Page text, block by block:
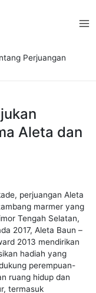
Perjuangan
Aleta dan
perjuangan Aleta
marmer yang
Tengah Selatan,
2017, Aleta Baun –
2013 mendirikan
hadiah yang
perempuan-
ruang hidup dan
termasuk